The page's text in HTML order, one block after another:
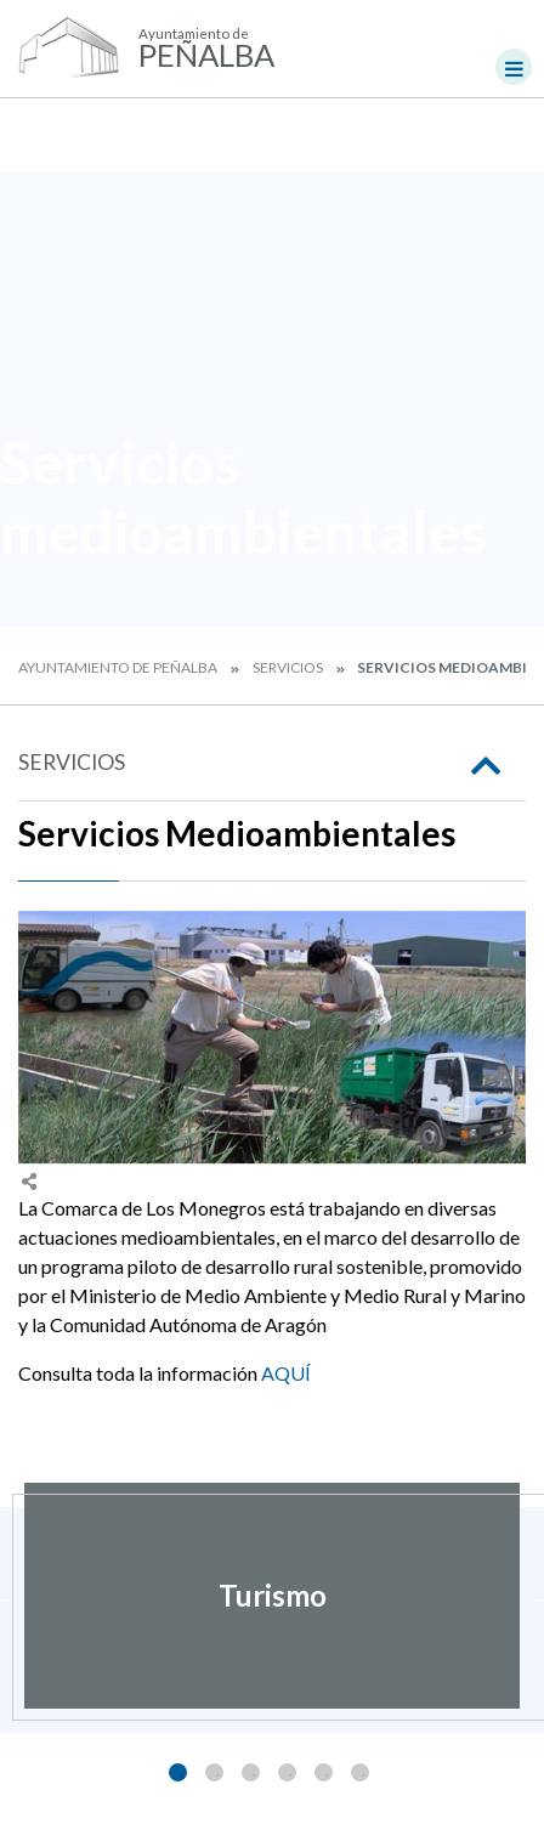
Ayuntamiento de
PEÑALBA
AYUNTAMIENTO DE PEÑALBA SERVICIOS SERVICIOS
SERVICIOS
Servicios Medioambientales
La Comarca de Los Monegros está trabajando en diversas
actuaciones medioambientales, en el marco del desarrollo de
un programa piloto de desarrollo rural sostenible, promovido
por el Ministerio de Medio Ambiente y Medio Rural y Marino
y la Comunidad Autónoma de Aragón
Consulta toda la información AQUÍ
Turismo